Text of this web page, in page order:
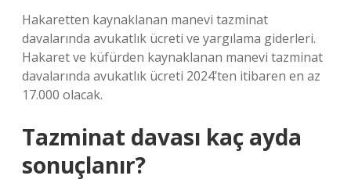
Hakaretten kaynaklanan manevi tazminat
davalarında avukatlık ücreti ve yargılama giderleri.
Hakaret ve küfürden kaynaklanan manevi tazminat
davalarında avukatlık ücreti 2024’ten itibaren en az
17.000 olacak.
Tazminat davası kaç ayda
sonuçlanır?